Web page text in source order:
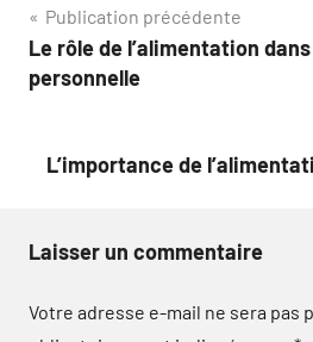
Navigation
de
Publication précédente
Le rôle de l’alimentation
personnelle
L’importance de
Laisser un commentaire
Votre adresse e-mail ne sera pas